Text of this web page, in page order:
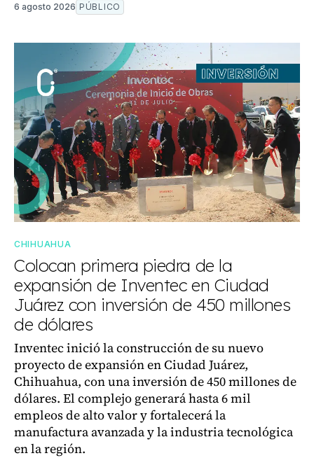
6 agosto 2026 PÚBLICO
CHIHUAHUA
Colocan primera piedra de la
expansión de Inventec en Ciudad
Juárez con inversión de 450 millones
de dólares
Inventec inició la construcción de su nuevo
proyecto de expansión en Ciudad Juárez,
Chihuahua, con una inversión de 450 millones de
dólares. El complejo generará hasta 6 mil
empleos de alto valor y fortalecerá la
manufactura avanzada y la industria tecnológica
en la región.